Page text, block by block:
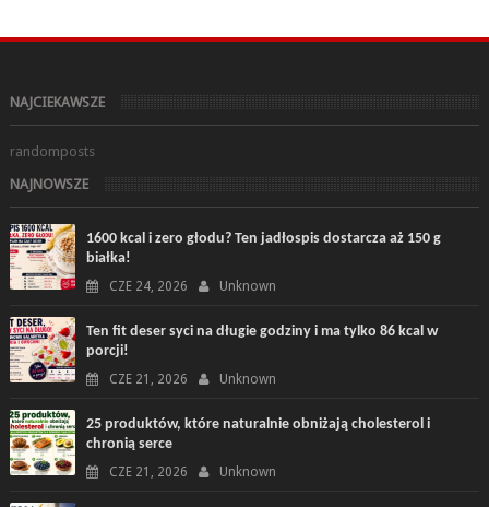
NAJCIEKAWSZE
randomposts
NAJNOWSZE
1600 kcal i zero głodu? Ten jadłospis dostarcza aż 150 g
białka!
CZE 24, 2026 Unknown
Ten fit deser syci na długie godziny i ma tylko 86 kcal w
porcji!
CZE 21, 2026 Unknown
25 produktów, które naturalnie obniżają cholesterol i
chronią serce
CZE 21, 2026 Unknown